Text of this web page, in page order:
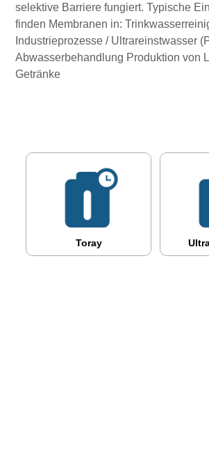
selektive Barriere fungiert. Typische
finden Membranen in:
Industrieprozesse / Ultrareinstwasser
Abwasserbehandlung Produktion von
Getränke
Toray